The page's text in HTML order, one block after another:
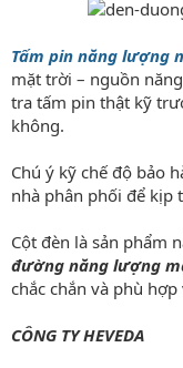
Tấm pin năng lượng
mặt trời – nguồn
tra tấm pin thật kỹ
không.
Chú ý kỹ chế độ bảo
nhà phân phối để kịp
Cột đèn là sản phẩm
đường năng lượng
chắc chắn và phù
CÔNG TY HEVEDA